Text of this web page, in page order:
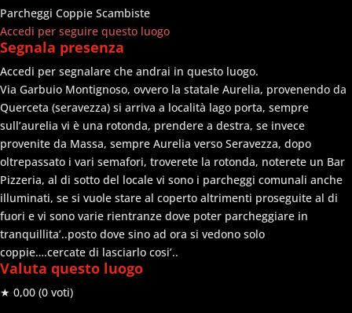
Parcheggi Coppie Scambiste
Accedi per seguire questo luogo
Segnala presenza
Accedi per segnalare che andrai in questo luogo.
Via Garbuio Montignoso, ovvero la statale Aurelia, provenendo da
Querceta (seravezza) si arriva a località lago porta, sempre
sull’aurelia vi è una rotonda, prendere a destra, se invece
provenite da Massa, sempre Aurelia verso Seravezza, dopo
oltrepassato i vari semafori, troverete la rotonda, noterete un Bar
Pizzeria, al di sotto del locale vi sono i parcheggi comunali anche
illuminati, se si vuole stare al coperto altrimenti proseguite al di
fuori e vi sono varie rientranze dove poter parcheggiare in
tranquillita’..posto dove sino ad ora si vedono solo
coppie….cercate di lasciarlo cosi’..
Valuta questo luogo
★ 0,00 (0 voti)